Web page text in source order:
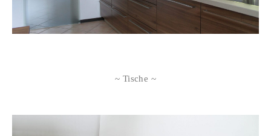
~ Tische ~